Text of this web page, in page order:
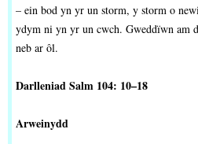
– ein bod yn yr un storm, y storm o
ydym ni yn yr un cwch. Gweddïwn am
neb ar ôl.
Darlleniad Salm 104: 10–18
Arweinydd